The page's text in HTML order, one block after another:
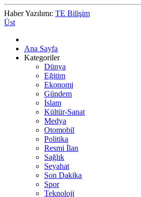
Haber Yazılımı: TE Bilişim
Üst
Ana Sayfa
Kategoriler
Dünya
Eğitim
Ekonomi
Gündem
İslam
Kültür-Sanat
Medya
Otomobil
Politika
Resmi İlan
Sağlık
Seyahat
Son Dakika
Spor
Teknoloji